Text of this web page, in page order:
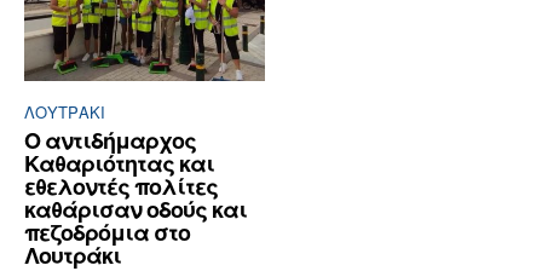
ΛΟΥΤΡΆΚΙ
Ο αντιδήμαρχος
Καθαριότητας και
εθελοντές πολίτες
καθάρισαν οδούς και
πεζοδρόμια στο
Λουτράκι